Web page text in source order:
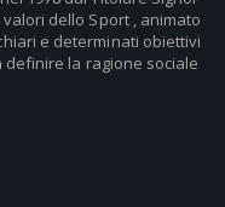
dello Sport , animato
e determinati obiettivi
definire la ragione sociale